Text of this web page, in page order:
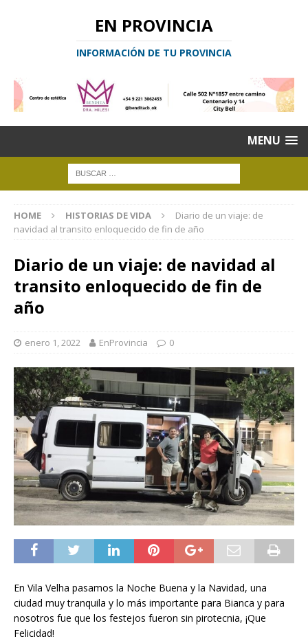
EN PROVINCIA
INFORMACIÓN DE TU PROVINCIA
MENU
HOME HISTORIAS DE VIDA
Diario de un viaje: de
navidad al transito enloquecido de fin de año
Diario de un viaje: de navidad al
transito enloquecido de fin de
año
enero 1, 2022 EnProvincia 0
En Vila Velha pasamos la Noche Buena y la Navidad, una
ciudad muy tranquila y lo más importante para Bianca y para
nosotros fue que los festejos fueron sin pirotecnia, ¡Que
Felicidad!